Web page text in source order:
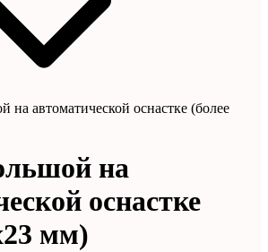
автоматической оснастке (более
на
оснастке
мм)